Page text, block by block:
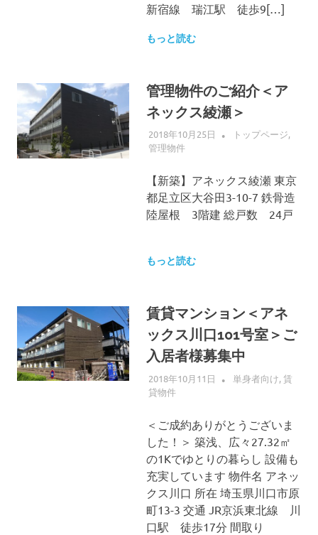
新宿線 瑞江駅 徒歩9[…]
もっと読む
管理物件のご紹介＜ア
ネックス綾瀬＞
2018年10月25日 ALLFLOW
トップページ,
管理物件
【新築】アネックス綾瀬 東京
都足立区大谷田3-10-7 鉄骨造
陸屋根 3階建 総戸数 24戸
もっと読む
賃貸マンション＜アネ
ックス川口101号室＞ご
入居者様募集中
2018年10月11日 ALLFLOW
単身者向け,賃
貸物件
＜ご成約ありがとうございま
した！＞ 築浅、広々27.32㎡
の1Kでゆとりの暮らし 設備も
充実しています 物件名 アネッ
クス川口 所在 埼玉県川口市原
町13-3 交通 JR京浜東北線 川
口駅 徒歩17分 間取り